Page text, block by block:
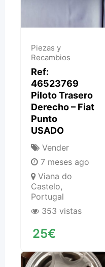
Piezas y
Recambios
Ref:
46523769
Piloto Trasero
Derecho – Fiat
Punto
USADO
Vender
7 meses ago
Viana do
Castelo,
Portugal
353 vistas
25€